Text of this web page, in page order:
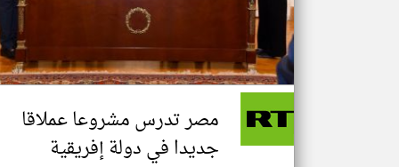
مصر تدرس مشروعا عملاقا
جديدا في دولة إفريقية